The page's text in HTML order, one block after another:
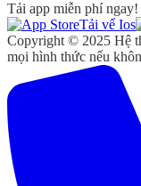
Tải app miễn phí ngay!
Tải vể Ios
Copyright © 2025 Hệ
mọi hình thức nếu